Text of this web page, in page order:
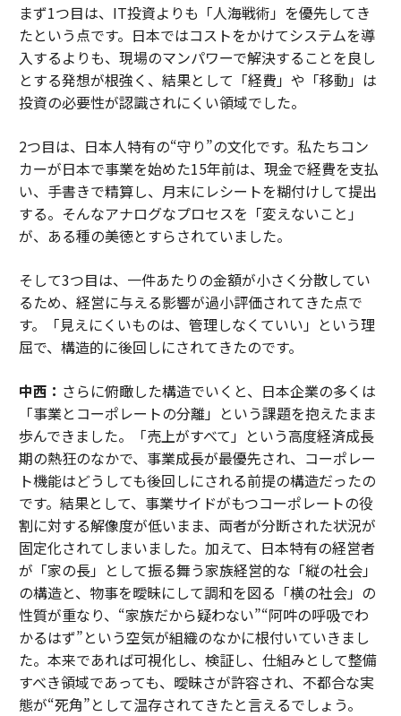
まず1つ目は、IT投資よりも「人海戦術」を優先してき
たという点です。日本ではコストをかけてシステムを導
入するよりも、現場のマンパワーで解決することを良し
とする発想が根強く、結果として「経費」や「移動」は
投資の必要性が認識されにくい領域でした。
2つ目は、日本人特有の“守り”の文化です。私たちコン
カーが日本で事業を始めた15年前は、現金で経費を支払
い、手書きで精算し、月末にレシートを糊付けして提出
する。そんなアナログなプロセスを「変えないこと」
が、ある種の美徳とすらされていました。
そして3つ目は、一件あたりの金額が小さく分散してい
るため、経営に与える影響が過小評価されてきた点で
す。「見えにくいものは、管理しなくていい」という理
屈で、構造的に後回しにされてきたのです。
中西： さらに俯瞰した構造でいくと、日本企業の多くは
「事業とコーポレートの分離」という課題を抱えたまま
歩んできました。「売上がすべて」という高度経済成長
期の熱狂のなかで、事業成長が最優先され、コーポレー
ト機能はどうしても後回しにされる前提の構造だったの
です。結果として、事業サイドがもつコーポレートの役
割に対する解像度が低いまま、両者が分断された状況が
固定化されてしまいました。加えて、日本特有の経営者
が「家の長」として振る舞う家族経営的な「縦の社会」
の構造と、物事を曖昧にして調和を図る「横の社会」の
性質が重なり、“家族だから疑わない”“阿吽の呼吸でわ
かるはず”という空気が組織のなかに根付いていきまし
た。本来であれば可視化し、検証し、仕組みとして整備
すべき領域であっても、曖昧さが許容され、不都合な実
態が“死角”として温存されてきたと言えるでしょう。